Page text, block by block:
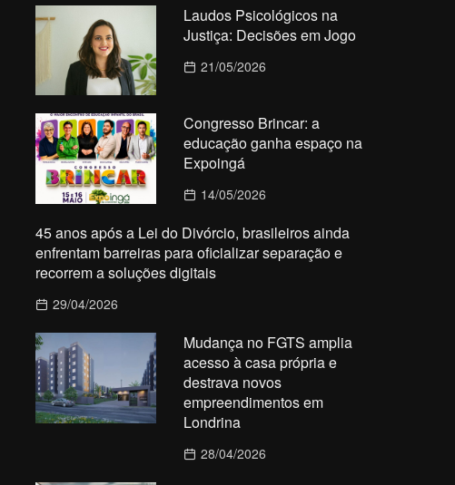
Laudos Psicológicos na
Justiça: Decisões em Jogo
21/05/2026
Congresso Brincar: a
educação ganha espaço na
Expoingá
14/05/2026
45 anos após a Lei do Divórcio, brasileiros ainda
enfrentam barreiras para oficializar separação e
recorrem a soluções digitais
29/04/2026
Mudança no FGTS amplia
acesso à casa própria e
destrava novos
empreendimentos em
Londrina
28/04/2026